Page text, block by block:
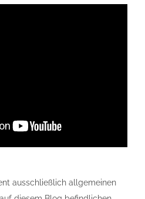
ausschließlich allgemeinen